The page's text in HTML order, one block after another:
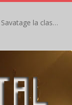
Crónica: Slaugther to Prevail pone la garra, Savatage la clase en la apertura del Leyendas del Rock – Miércoles – Agosto 2026